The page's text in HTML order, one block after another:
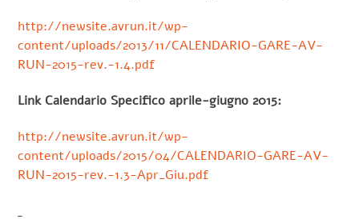
http://newsite.avrun.it/wp-
content/uploads/2013/11/CALENDARIO-GARE-AV-
RUN-2015-rev.-1.4.pdf
Link Calendario Specifico aprile-giugno 2015:
http://newsite.avrun.it/wp-
content/uploads/2015/04/CALENDARIO-GARE-AV-
RUN-2015-rev.-1.3-Apr_Giu.pdf